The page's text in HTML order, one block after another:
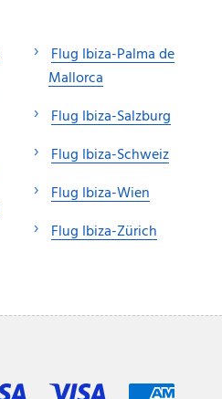
Flug Ibiza-Palma de
Mallorca
Flug Ibiza-Salzburg
Flug Ibiza-Schweiz
Flug Ibiza-Wien
Flug Ibiza-Zürich